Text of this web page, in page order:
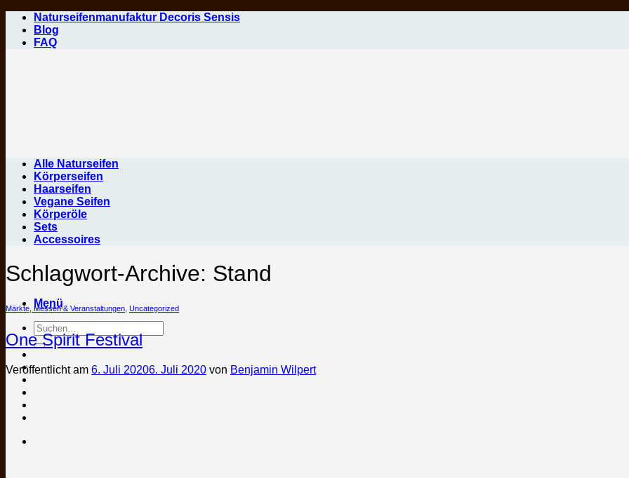
Zum
Inhalt
springen
Naturseifenmanufaktur Decoris Sensis
Blog
FAQ
Menü
Suchen
nach:
Alle Naturseifen
Körperseifen
Haarseifen
Vegane Seifen
Körperöle
Sets
Accessoires
Schlagwort-Archive: Stand
Märkte, Messen & Veranstaltungen, Uncategorized
One Spirit Festival
Veröffentlicht am 6. Juli 20206. Juli 2020 von Benjamin Wilpert